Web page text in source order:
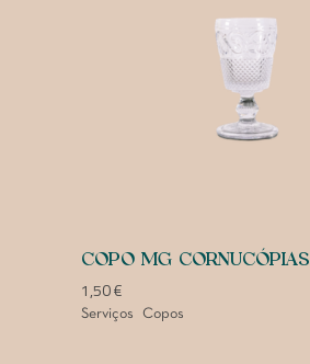
COPO MG CORNUCÓPIAS
1,50€
Serviços Copos